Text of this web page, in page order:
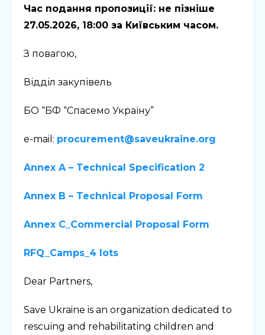
Час подання пропозиції: не пізніше
27.05.2026, 18:00 за Київським часом.
З повагою,
Відділ закупівель
БО “БФ “Спасемо Україну”
e-mail: procurement@saveukraine.org
Annex A – Technical Specification 2
Annex B – Technical Proposal Form
Annex C_Commercial Proposal Form
RFQ_Camps_4 lots
Dear Partners,
Save Ukraine is an organization dedicated to
rescuing and rehabilitating children and